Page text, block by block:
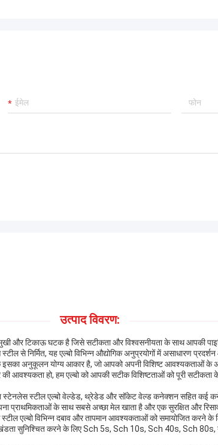
उत्पाद विवरण:
और टिकाऊ घटक है जिसे सटीकता और विश्वसनीयता के साथ आपकी
से निर्मित, यह एल्बो विभिन्न औद्योगिक अनुप्रयोगों में असाधारण प्रदर्शन
इसका अनुकूलन योग्य आकार है, जो आपको अपनी विशिष्ट आवश्यकताओं
आवश्यकता हो, हम एल्बो को आपकी सटीक विशिष्टताओं को पूरी
स्टेनलेस स्टील एल्बो वेल्डेड, थ्रेडेड और सॉकेट वेल्ड कनेक्शन सहित कई
प्राथमिकताओं के साथ सबसे अच्छा मेल खाता है और एक सुरक्षित और
स्टील एल्बो विभिन्न दबाव और तापमान आवश्यकताओं को समायोजित करने
सुनिश्चित करने के लिए Sch 5s, Sch 10s, Sch 40s, Sch 80s,